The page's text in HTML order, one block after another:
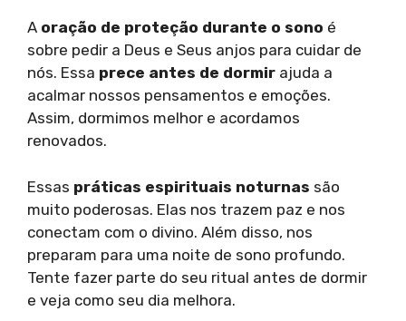
A oração de proteção durante o sono é
sobre pedir a Deus e Seus anjos para cuidar de
nós. Essa prece antes de dormir ajuda a
acalmar nossos pensamentos e emoções.
Assim, dormimos melhor e acordamos
renovados.
Essas práticas espirituais noturnas são
muito poderosas. Elas nos trazem paz e nos
conectam com o divino. Além disso, nos
preparam para uma noite de sono profundo.
Tente fazer parte do seu ritual antes de dormir
e veja como seu dia melhora.